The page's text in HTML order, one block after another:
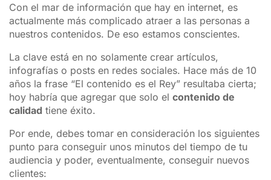
Con el mar de información que hay en internet, es
actualmente más complicado atraer a las personas a
nuestros contenidos. De eso estamos conscientes.
La clave está en no solamente crear artículos,
infografías o posts en redes sociales. Hace más de 10
años la frase “El contenido es el Rey” resultaba cierta;
hoy habría que agregar que solo el contenido de
calidad tiene éxito.
Por ende, debes tomar en consideración los siguientes
punto para conseguir unos minutos del tiempo de tu
audiencia y poder, eventualmente, conseguir nuevos
clientes: